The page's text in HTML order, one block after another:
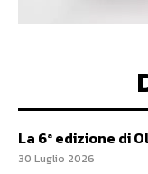
La 6ª edizione di
30 Luglio 2026